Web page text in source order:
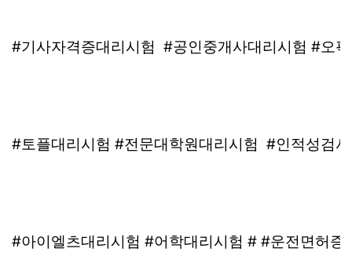
#기사자격증대리시험 #공인중개사대리시험 #오
#토플대리시험 #전문대학원대리시험 #인적성검
#아이엘츠대리시험 #어학대리시험 # #운전면허증